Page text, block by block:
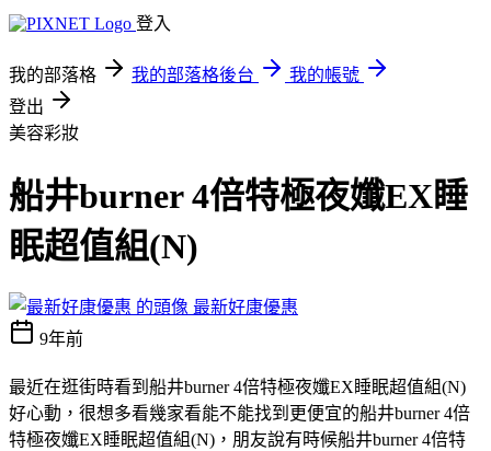
登入
我的部落格 我的部落格後台
我的帳號
登出
美容彩妝
船井burner 4倍特極夜孅EX睡
眠超值組(N)
最新好康優惠
9年前
最近在逛街時看到船井burner 4倍特極夜孅EX睡眠超值組(N)
好心動，很想多看幾家看能不能找到更便宜的船井burner 4倍
特極夜孅EX睡眠超值組(N)，朋友說有時候船井burner 4倍特